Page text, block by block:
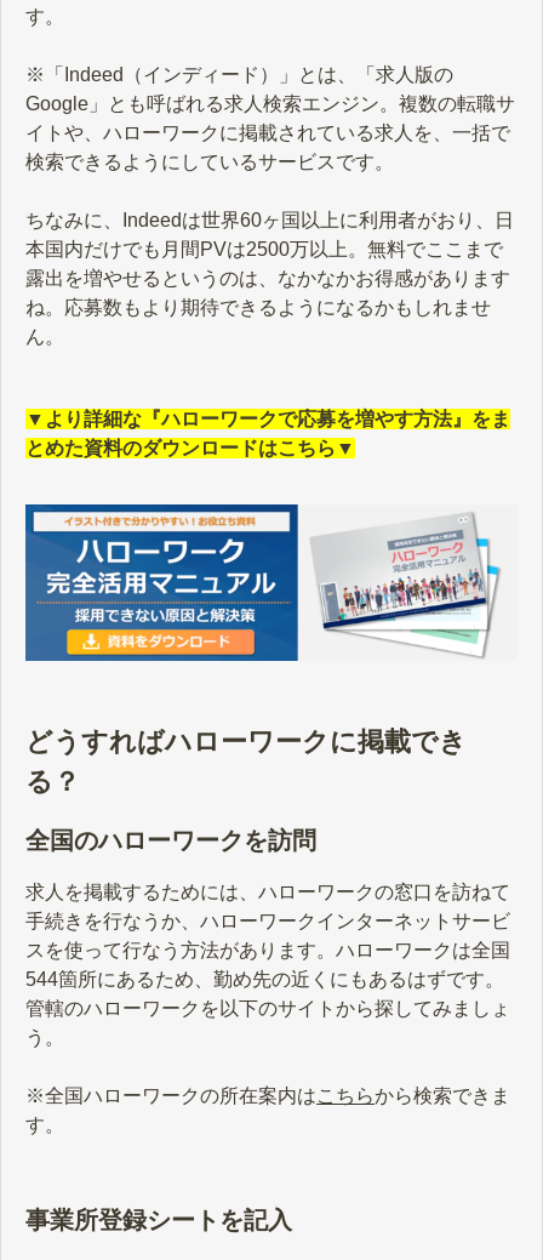
す。
※「Indeed（インディード）」とは、「求人版の
Google」とも呼ばれる求人検索エンジン。複数の転職サ
イトや、ハローワークに掲載されている求人を、一括で
検索できるようにしているサービスです。
ちなみに、Indeedは世界60ヶ国以上に利用者がおり、日
本国内だけでも月間PVは2500万以上。無料でここまで
露出を増やせるというのは、なかなかお得感があります
ね。応募数もより期待できるようになるかもしれませ
ん。
▼より詳細な『ハローワークで応募を増やす方法』をま
とめた資料のダウンロードはこちら▼
どうすればハローワークに掲載でき
る？
全国のハローワークを訪問
求人を掲載するためには、ハローワークの窓口を訪ねて
手続きを行なうか、ハローワークインターネットサービ
スを使って行なう方法があります。ハローワークは全国
544箇所にあるため、勤め先の近くにもあるはずです。
管轄のハローワークを以下のサイトから探してみましょ
う。
※全国ハローワークの所在案内はこちらから検索できま
す。
事業所登録シートを記入